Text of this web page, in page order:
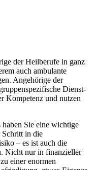
der Heilberufe in ganz
auch ambulante
Angehörige der
Dienst­
Kompetenz und nutzen
haben Sie eine wichtige
Schritt in die
– es ist auch die
Nicht nur in finanzieller
einer enormen